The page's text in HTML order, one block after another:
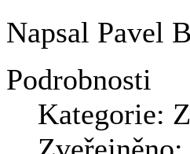
Napsal Pavel
Podrobnosti
Kategorie: